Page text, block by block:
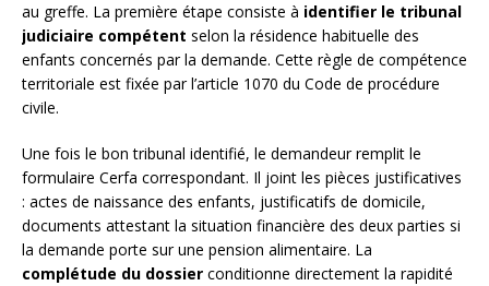
au greffe. La première étape consiste à identifier le tribunal
judiciaire compétent selon la résidence habituelle des
enfants concernés par la demande. Cette règle de compétence
territoriale est fixée par l’article 1070 du Code de procédure
civile.
Une fois le bon tribunal identifié, le demandeur remplit le
formulaire Cerfa correspondant. Il joint les pièces justificatives
: actes de naissance des enfants, justificatifs de domicile,
documents attestant la situation financière des deux parties si
la demande porte sur une pension alimentaire. La
complétude du dossier conditionne directement la rapidité